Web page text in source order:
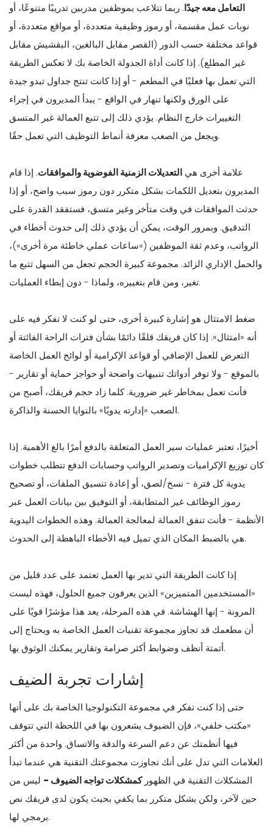
التعامل معه جيدًا. ربما تتلاعب بموظفين مدربين تدريبًا متنوعًا، أو
نوبات عمل مقسمة، أو رموز وظيفية متعددة، أو مواقع متعددة، أو
قواعد مختلفة حسب الدور (القصر مقابل البالغين، البقشيش مقابل
غير المطلع). إذا كانت أداة الجدولة الخاصة بك لا تعكس الطريقة
التي تعمل بها فعليًا في المطعم - أو إذا كانت تنتج جداول تبدو جيدة
على الورق ولكنها تنهار في الواقع - يبدأ المديرون في إجراء
التغييرات خارج النظام. يؤدي ذلك إلى تتبع العمالة غير المتسق
ويجعل من الصعب معرفة أنماط التوظيف التي تعمل حقًا.
علامة أخرى هي التعديلات الزمنية الفوضوية والموافقات. إذا قام
المديرون بتعديل اللكمات بشكل متكرر دون رموز سبب واضح، أو إذا
حدثت الموافقات في وقت متأخر وغير متسق، فستفقد القدرة على
التدقيق. وبمرور الوقت، يمكن أن يؤدي ذلك إلى حدوث أخطاء في
الرواتب، وعدم ثقة الموظفين («ساعات عملي خاطئة مرة أخرى»)،
والحمل الإداري الزائد. مجموعة كبيرة الحجم تجعل من السهل تتبع ما
تغير، ومن قام بتغييره، ولماذا - دون إبطاء العمليات.
ضغط الامتثال هو إشارة كبيرة أخرى، حتى لو كنت لا تفكر فيه على
أنه «امتثال». إذا كان فريقك قلقًا دائمًا بشأن فترات الراحة الفائتة أو
التعرض للعمل الإضافي أو قواعد الإكرامية أو لوائح العمل الخاصة
بالموقع - ولا توفر أدواتك تنبيهات واضحة أو حواجز حماية أو تقارير -
فأنت تعمل بمخاطر غير ضرورية. كلما زاد حجم فريقك، أصبح من
الصعب «إدارته يدويًا» بالنوايا الحسنة والذاكرة.
أخيرًا، تعتبر عمليات سير العمل المتعلقة بالدفع أمرًا بالغ الأهمية. إذا
كان توزيع الإكراميات وتصدير الرواتب وحسابات الدفع تتطلب خطوات
يدوية كل فترة - نسخ/لصق، أو إعادة تنسيق الملفات، أو تصحيح
رموز الوظائف غير المتطابقة، أو التوفيق بين بيانات العمل عبر
الأنظمة - فأنت تنفق العمالة لمعالجة العمالة. وهذه الخطوات اليدوية
هي بالضبط المكان الذي تميل فيه الأخطاء الباهظة إلى الحدوث.
إذا كانت الطريقة التي تدير بها العمل تعتمد على عدد قليل من
«المستخدمين المتميزين» الذين يعرفون جميع الحلول، فهذه ليست
المرونة - إنها الهشاشة. في هذه المرحلة، يعد هذا مؤشرًا قويًا على
أن مطعمك قد تجاوز مجموعة تقنيات العمل الخاصة به ويحتاج إلى
أتمتة أنظف وضوابط أكثر صرامة وتقارير يمكنك الوثوق بها.
إشارات تجربة الضيف
حتى إذا كنت تفكر في مجموعة التكنولوجيا الخاصة بك على أنها
«مكتب خلفي»، فإن الضيوف يشعرون بها في اللحظة التي تتوقف
فيها أنظمتك عن دعم السرعة والدقة والاتساق. واحدة من أكثر
العلامات التي تدل على أنك تجاوزت مجموعتك التقنية هي عندما تبدأ
المشكلات التقنية في الظهوركمشكلات تواجه الضيوف - ليس من
حين لآخر، ولكن بشكل متكرر بما يكفي بحيث يكون لدى فريقك نص
برمجي لها.